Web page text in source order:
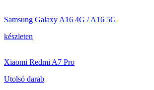
Samsung Galaxy A16 4G / A16 5G
készleten
Xiaomi Redmi A7 Pro
Utolsó darab